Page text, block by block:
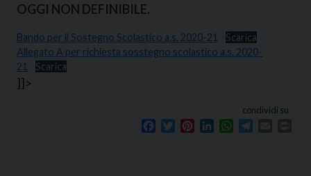
OGGI NON DEFINIBILE.
Bando per il Sostegno Scolastico a.s. 2020-21
Scarica
Allegato A per richiesta sosstegno scolastico a.s. 2020-
21
Scarica
]]>
condividi su
Facebook
TwitterPinterestLinkedInWhatsApp